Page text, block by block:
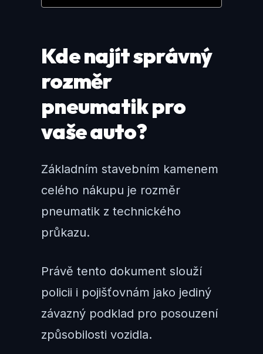
Kde najít správný
rozměr
pneumatik pro
vaše auto?
Základním stavebním kamenem
celého nákupu je rozměr
pneumatik z technického
průkazu.
Právě tento dokument slouží
policii i pojišťovnám jako jediný
závazný podklad pro posouzení
způsobilosti vozidla.